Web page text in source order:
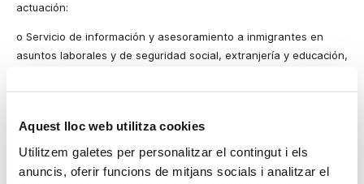
Aquest lloc web utilitza cookies
Utilitzem galetes per personalitzar el contingut i els
anuncis, oferir funcions de mitjans socials i analitzar el
actuación:
o Servicio de información y asesoramiento a inmigrantes en
asuntos laborales y de seguridad social, extranjería y educación,
o Las publicaciones del Observatorio Valenciano de las
sobrela Inmigración”, así como la convocatoria pública para la
promoción de la investigación en el ámbito de las migraciones.